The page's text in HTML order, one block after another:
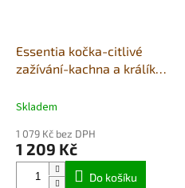
Essentia kočka-citlivé
zažívání-kachna a králík
Skladem
1 079 Kč bez DPH
1 209 Kč
Do košíku